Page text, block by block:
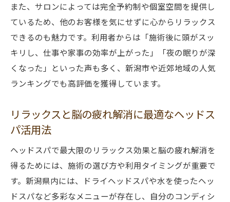
また、サロンによっては完全予約制や個室空間を提供し
ているため、他のお客様を気にせずに心からリラックス
できるのも魅力です。利用者からは「施術後に頭がスッ
キリし、仕事や家事の効率が上がった」「夜の眠りが深
くなった」といった声も多く、新潟市や近郊地域の人気
ランキングでも高評価を獲得しています。
リラックスと脳の疲れ解消に最適なヘッドス
パ活用法
ヘッドスパで最大限のリラックス効果と脳の疲れ解消を
得るためには、施術の選び方や利用タイミングが重要で
す。新潟県内には、ドライヘッドスパや水を使ったヘッ
ドスパなど多彩なメニューが存在し、自分のコンディシ